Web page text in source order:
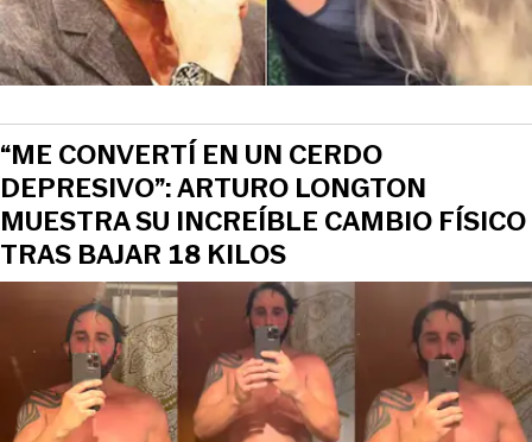
“ME CONVERTÍ EN UN CERDO
DEPRESIVO”: ARTURO LONGTON
MUESTRA SU INCREÍBLE CAMBIO FÍSICO
TRAS BAJAR 18 KILOS